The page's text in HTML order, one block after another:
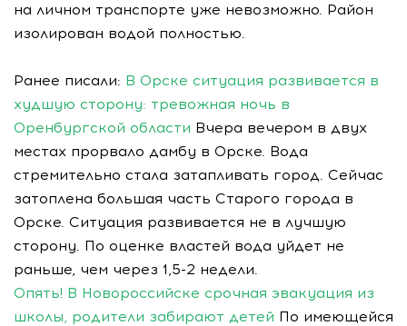
на личном транспорте уже невозможно. Район
изолирован водой полностью.
Ранее писали: В Орске ситуация развивается в
худшую сторону: тревожная ночь в
Оренбургской области Вчера вечером в двух
местах прорвало дамбу в Орске. Вода
стремительно стала затапливать город. Сейчас
затоплена большая часть Старого города в
Орске. Ситуация развивается не в лучшую
сторону. По оценке властей вода уйдет не
раньше, чем через 1,5-2 недели.
Опять! В Новороссийске срочная эвакуация из
школы, родители забирают детей По имеющейся